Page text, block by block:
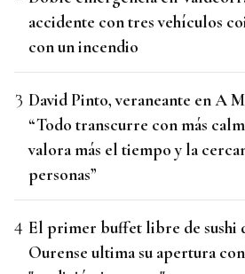
accidente con tres vehículos
con un incendio
David Pinto, veraneante en A
“Todo transcurre con más
valora más el tiempo y la
personas”
El primer buffet libre de sushi
Ourense ultima su apertura